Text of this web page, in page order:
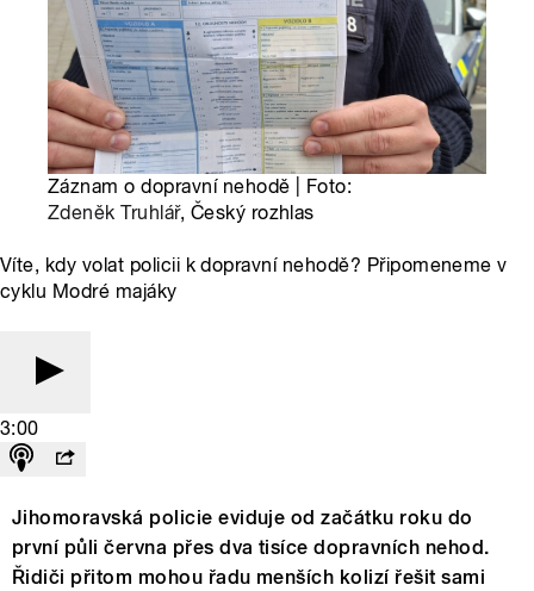
Záznam o dopravní nehodě | Foto:
Zdeněk Truhlář, Český rozhlas
Víte, kdy volat policii k dopravní nehodě? Připomeneme v
cyklu Modré majáky
3:00
Jihomoravská policie eviduje od začátku roku do
první půli června přes dva tisíce dopravních nehod.
Řidiči přitom mohou řadu menších kolizí řešit sami